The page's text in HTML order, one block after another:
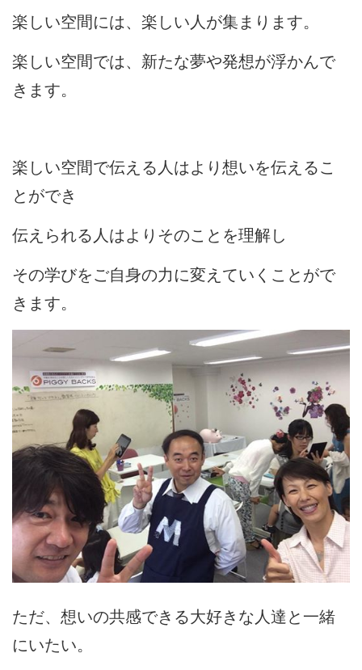
楽しい空間には、楽しい人が集まります。
楽しい空間では、新たな夢や発想が浮かんで
きます。
楽しい空間で伝える人はより想いを伝えるこ
とができ
伝えられる人はよりそのことを理解し
その学びをご自身の力に変えていくことがで
きます。
ただ、想いの共感できる大好きな人達と一緒
にいたい。